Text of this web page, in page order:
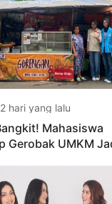
2 hari yang lalu
Mahasiswa
Gerobak UMKM